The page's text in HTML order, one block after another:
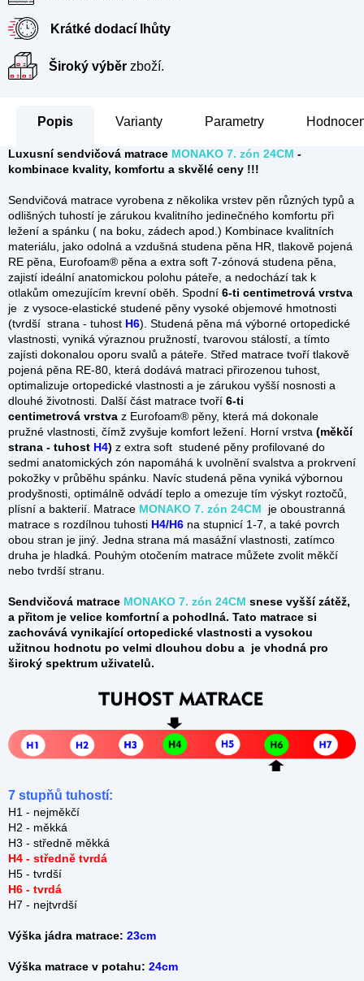
Krátké dodací lhůty
Široký výběr zboží.
Popis Parametry
Luxusní sendvičová matrace MONAKO 7. zón 24CM -
kombinace kvality, komfortu a skvělé ceny !!!
Sendvičová matrace vyrobena z několika vrstev pěn různých typů a
odlišných tuhostí je zárukou kvalitního jedinečného komfortu při
ležení a spánku ( na boku, zádech apod.) Kombinace kvalitních
materiálu, jako odolná a vzdušná studena pěna HR, tlakově pojená
RE pěna, Eurofoam® pěna a extra soft 7-zónová studena pěna,
zajistí ideální anatomickou polohu páteře, a nedochází tak k
otlakům omezujícím krevní oběh. Spodní 6-ti centimetrová vrstva
je z vysoce-elastické studené pěny vysoké objemové hmotnosti
(tvrdší strana - tuhost H6). Studená pěna má výborné ortopedické
vlastnosti, vyniká výraznou pružností, tvarovou stálostí, a tímto
zajísti dokonalou oporu svalů a páteře. Střed matrace tvoří tlakově
pojená pěna RE-80, která dodává matraci přirozenou tuhost,
optimalizuje ortopedické vlastnosti a je zárukou vyšší nosnosti a
dlouhé životnosti. Další část matrace tvoří 6-ti
centimetrová vrstva z Eurofoam® pěny, která má dokonale
pružné vlastnosti, čímž zvyšuje komfort ležení. Horní vrstva (měkčí
strana - tuhost H4) z extra soft studené pěny profilované do
sedmi anatomických zón napomáhá k uvolnění svalstva a prokrvení
pokožky v průběhu spánku. Navíc studená pěna vyniká výbornou
prodyšnosti, optimálně odvádí teplo a omezuje tím výskyt roztočů,
plísní a bakterií. Matrace MONAKO 7. zón 24CM je oboustranná
matrace s rozdílnou tuhosti H4/H6 na stupnicí 1-7, a také povrch
obou stran je jiný. Jedna strana má masážní vlastnosti, zatímco
druha je hladká. Pouhým otočením matrace můžete zvolit měkčí
nebo tvrdší stranu.
Sendvičová matrace MONAKO 7. zón 24CM snese vyšší zátěž,
a přitom je velice komfortní a pohodlná. Tato matrace si
zachovává vynikající ortopedické vlastnosti a vysokou
užitnou hodnotu po velmi dlouhou dobu a je vhodná pro
široký spektrum uživatelů.
7 stupňů tuhostí:
H1 - nejměkčí
H2 - měkká
H3 - středně měkká
H4 - středně tvrdá
H5 - tvrdší
H6 - tvrdá
H7 - nejtvrdší
Výška jádra matrace: 23cm
Výška matrace v potahu: 24cm